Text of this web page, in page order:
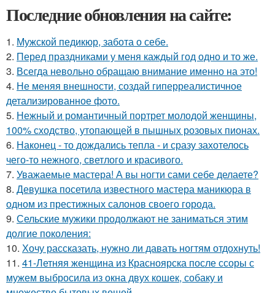
Последние обновления на сайте:
1. Мужской педикюр, забота о себе.
2. Перед праздниками у меня каждый год одно и то же.
3. Всегда невольно обращаю внимание именно на это!
4. Не меняя внешности, создай гиперреалистичное
детализированное фото.
5. Нежный и романтичный портрет молодой женщины,
100% сходство, утопающей в пышных розовых пионах.
6. Наконец - то дождались тепла - и сразу захотелось
чего-то нежного, светлого и красивого.
7. Уважаемые мастера! А вы ногти сами себе делаете?
8. Девушка посетила известного мастера маникюра в
одном из престижных салонов своего города.
9. Сельские мужики продолжают не заниматься этим
долгие поколения:
10. Хочу рассказать, нужно ли давать ногтям отдохнуть!
11. 41-Летняя женщина из Красноярска после ссоры с
мужем выбросила из окна двух кошек, собаку и